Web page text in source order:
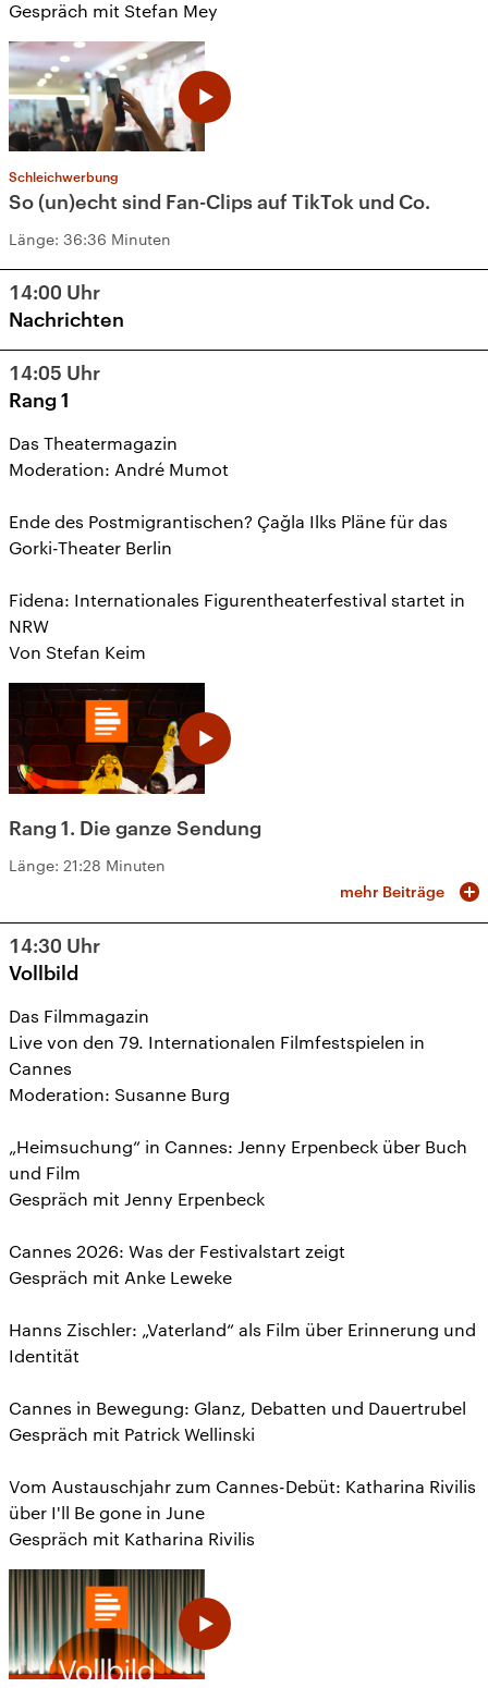
Gespräch mit Stefan Mey
Schleichwerbung
So (un)echt sind Fan-Clips auf TikTok und Co.
Länge: 36:36 Minuten
14:00 Uhr
Nachrichten
14:05 Uhr
Rang 1
Das Theatermagazin
Moderation: André Mumot
Ende des Postmigrantischen? Çağla Ilks Pläne für das
Gorki-Theater Berlin
Fidena: Internationales Figurentheaterfestival startet in
NRW
Von Stefan Keim
Rang 1. Die ganze Sendung
Länge: 21:28 Minuten
mehr Beiträge
14:30 Uhr
Vollbild
Das Filmmagazin
Live von den 79. Internationalen Filmfestspielen in
Cannes
Moderation: Susanne Burg
„Heimsuchung“ in Cannes: Jenny Erpenbeck über Buch
und Film
Gespräch mit Jenny Erpenbeck
Cannes 2026: Was der Festivalstart zeigt
Gespräch mit Anke Leweke
Hanns Zischler: „Vaterland“ als Film über Erinnerung und
Identität
Cannes in Bewegung: Glanz, Debatten und Dauertrubel
Gespräch mit Patrick Wellinski
Vom Austauschjahr zum Cannes-Debüt: Katharina Rivilis
über I'll Be gone in June
Gespräch mit Katharina Rivilis